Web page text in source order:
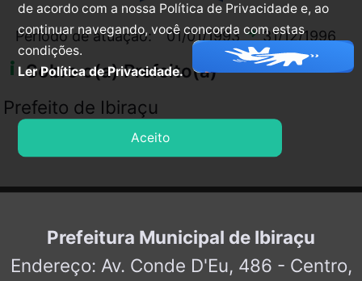
de acordo com a nossa Política de Privacidade e, ao
continuar navegando, você concorda com estas
condições.
Ler Política de Privacidade.
Aceito
Período de atuação: 01/01/1993arrow_right_alt31/12/1996
info_iSobre o(a) Prefeito(a)
Prefeito de Ibiraçu
Prefeitura Municipal de Ibiraçu
Endereço: Av. Conde D'Eu, 486 - Centro,